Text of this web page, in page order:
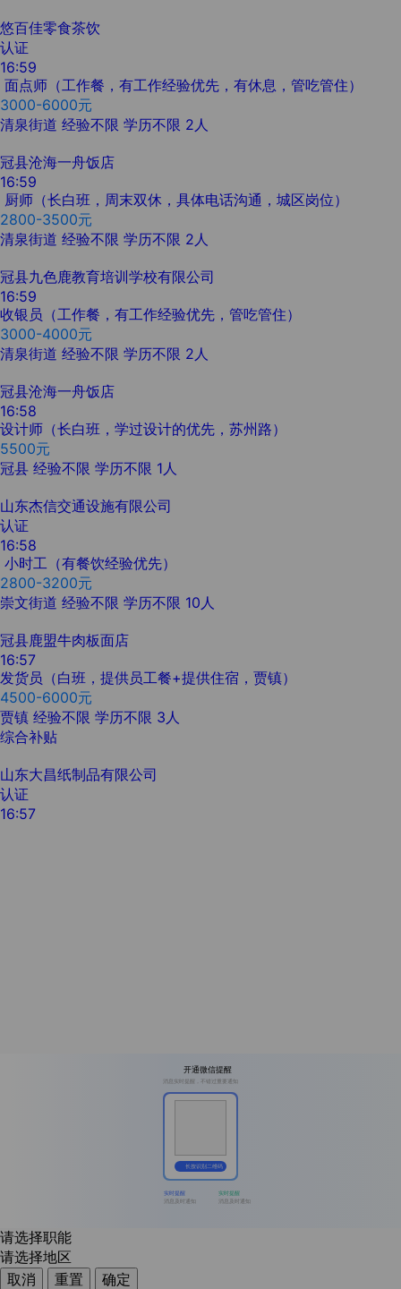
悠百佳零食茶饮
认证
16:59
面点师（工作餐，有工作经验优先，有休息，管吃管住）
3000-6000元
清泉街道 经验不限 学历不限 2人
冠县沧海一舟饭店
16:59
厨师（长白班，周末双休，具体电话沟通，城区岗位）
2800-3500元
清泉街道 经验不限 学历不限 2人
冠县九色鹿教育培训学校有限公司
16:59
收银员（工作餐，有工作经验优先，管吃管住）
3000-4000元
清泉街道 经验不限 学历不限 2人
冠县沧海一舟饭店
16:58
设计师（长白班，学过设计的优先，苏州路）
5500元
冠县 经验不限 学历不限 1人
山东杰信交通设施有限公司
认证
16:58
小时工（有餐饮经验优先）
2800-3200元
崇文街道 经验不限 学历不限 10人
冠县鹿盟牛肉板面店
16:57
发货员（白班，提供员工餐+提供住宿，贾镇）
4500-6000元
贾镇 经验不限 学历不限 3人
综合补贴
山东大昌纸制品有限公司
认证
16:57
开通微信提醒
消息实时提醒，不错过重要通知
长按识别二维码
实时提醒
消息及时通知
实时提醒
消息及时通知
请选择职能
请选择地区
取消
重置 确定